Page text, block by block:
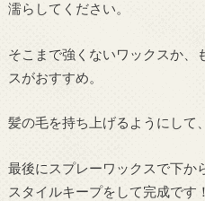
濡らしてください。
そこまで強くないワックスか、
スがおすすめ。
髪の毛を持ち上げるようにして
最後にスプレーワックスで下か
スタイルキープをして完成です！